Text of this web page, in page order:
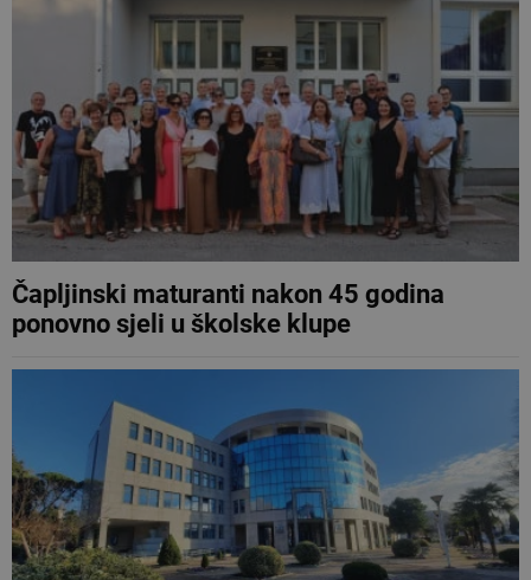
Čapljinski maturanti nakon 45 godina
ponovno sjeli u školske klupe